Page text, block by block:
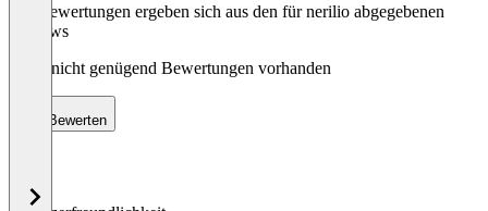
Die Bewertungen ergeben sich aus den für nerilio abgegebenen
Reviews
Noch nicht genügend Bewertungen vorhanden
Bewerten